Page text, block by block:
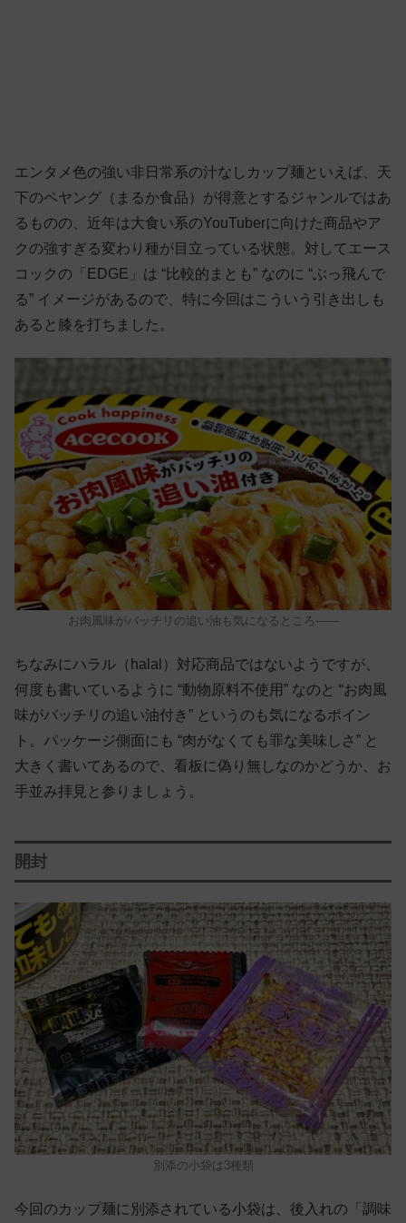
エンタメ色の強い非日常系の汁なしカップ麺といえば、天
下のペヤング（まるか食品）が得意とするジャンルではあ
るものの、近年は大食い系のYouTuberに向けた商品やア
クの強すぎる変わり種が目立っている状態。対してエース
コックの「EDGE」は “比較的まとも” なのに “ぶっ飛んで
る” イメージがあるので、特に今回はこういう引き出しも
あると膝を打ちました。
お肉風味がバッチリの追い油も気になるところ——
ちなみにハラル（halal）対応商品ではないようですが、
何度も書いているように “動物原料不使用” なのと “お肉風
味がバッチリの追い油付き” というのも気になるポイン
ト。パッケージ側面にも “肉がなくても罪な美味しさ” と
大きく書いてあるので、看板に偽り無しなのかどうか、お
手並み拝見と参りましょう。
開封
別添の小袋は3種類
今回のカップ麺に別添されている小袋は、後入れの「調味